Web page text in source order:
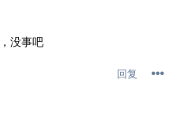
没事吧
回复